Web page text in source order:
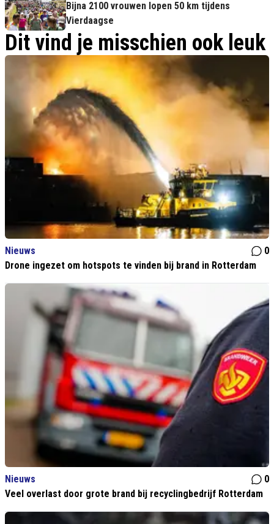
Bijna 2100 vrouwen lopen 50 km tijdens
Vierdaagse
Dit vind je misschien ook leuk
Nieuws
0
Drone ingezet om hotspots te vinden bij brand in Rotterdam
Nieuws
0
Veel overlast door grote brand bij recyclingbedrijf Rotterdam